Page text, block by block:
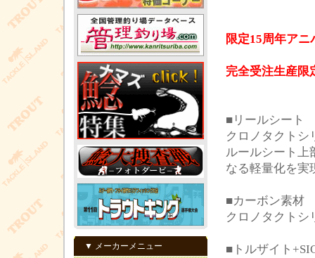
▼ メーカーメニュー
限定15周年ア
完全受注生産限
■リールシート
クロノタクトシ
ルールシート上
なる軽量化を実
■カーボン素材
クロノタクトシ
■トルザイト